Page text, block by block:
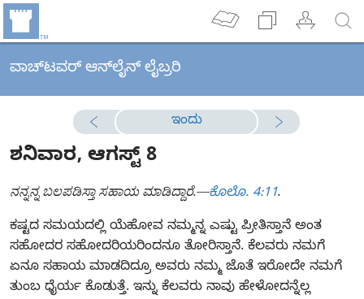
ವಾಚ್‌ಟವರ್ ಆನ್‌ಲೈನ್ ಲೈಬ್ರರಿ
ಇಂದು
ಶನಿವಾರ, ಆಗಸ್ಟ್‌ 8
ನನ್ನನ್ನ ಬಲಪಡಿಸ್ತಾ ಸಹಾಯ ಮಾಡಿದ್ದಾರೆ.—ಕೊಲೊ. 4:11.
ಕಷ್ಟದ ಸಮಯದಲ್ಲಿ ಯೆಹೋವ ನಮ್ಮನ್ನ ಎಷ್ಟು ಪ್ರೀತಿಸ್ತಾನೆ ಅಂತ
ಸಹೋದರ ಸಹೋದರಿಯರಿಂದನೂ ತೋರಿಸ್ತಾನೆ. ಕೆಲವರು ನಮಗೆ
ಏನೂ ಸಹಾಯ ಮಾಡದಿದ್ರೂ ಅವರು ನಮ್ಮ ಜೊತೆ ಇರೋದೇ ನಮಗೆ
ತುಂಬ ಧೈರ್ಯ ಕೊಡುತ್ತೆ. ಇನ್ನು ಕೆಲವರು ನಾವು ಹೇಳೋದನ್ನೆಲ್ಲ